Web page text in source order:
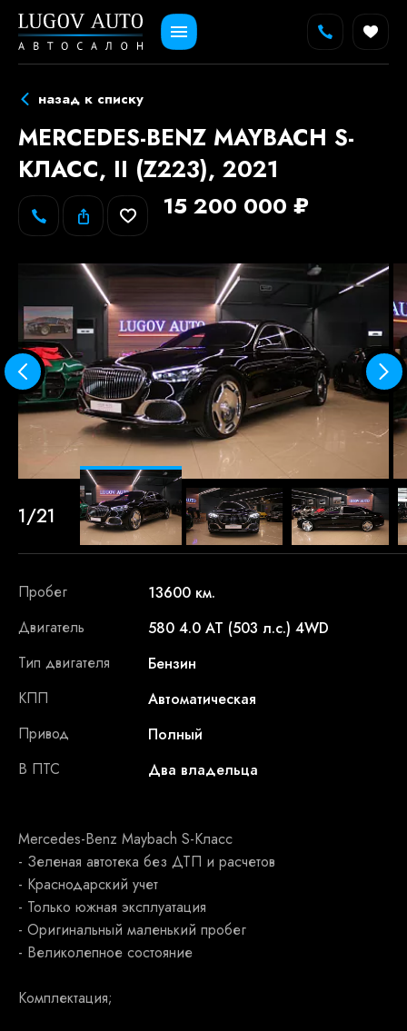
назад к списку
MERCEDES-BENZ MAYBACH S-
КЛАСС, II (Z223), 2021
15 200 000 ₽
1/21
Пробег
13600 км.
Двигатель
580 4.0 AT (503 л.с.) 4WD
Тип двигателя
Бензин
КПП
Автоматическая
Привод
Полный
В ПТС
Два владельца
Mercedes-Benz Maybach S-Класс
- Зеленая автотека без ДТП и расчетов
- Краснодарский учет
- Только южная эксплуатация
- Оригинальный маленький пробег
- Великолепное состояние
Комплектация;